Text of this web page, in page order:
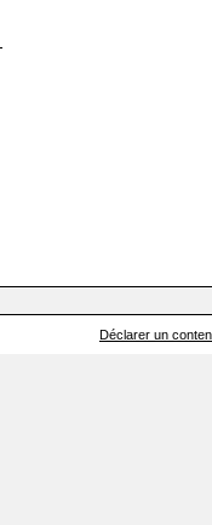
Déclarer un